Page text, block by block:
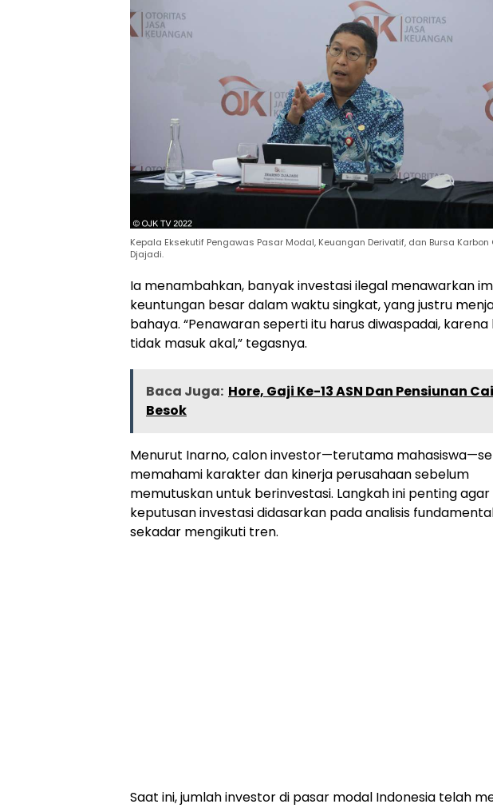
Kepala Eksekutif Pengawas Pasar Modal, Keuangan Derivatif, dan Bursa Karbon
Djajadi.
Ia menambahkan, banyak investasi ilegal menawarkan
keuntungan besar dalam waktu singkat, yang justru
bahaya. “Penawaran seperti itu harus diwaspadai, karena
tidak masuk akal,” tegasnya.
Baca Juga: Hore, Gaji Ke-13 ASN Dan Pensiunan
Besok
Menurut Inarno, calon investor—terutama
memahami karakter dan kinerja perusahaan sebelum
memutuskan untuk berinvestasi. Langkah ini penting agar
keputusan investasi didasarkan pada analisis
sekadar mengikuti tren.
Saat ini, jumlah investor di pasar modal Indonesia telah